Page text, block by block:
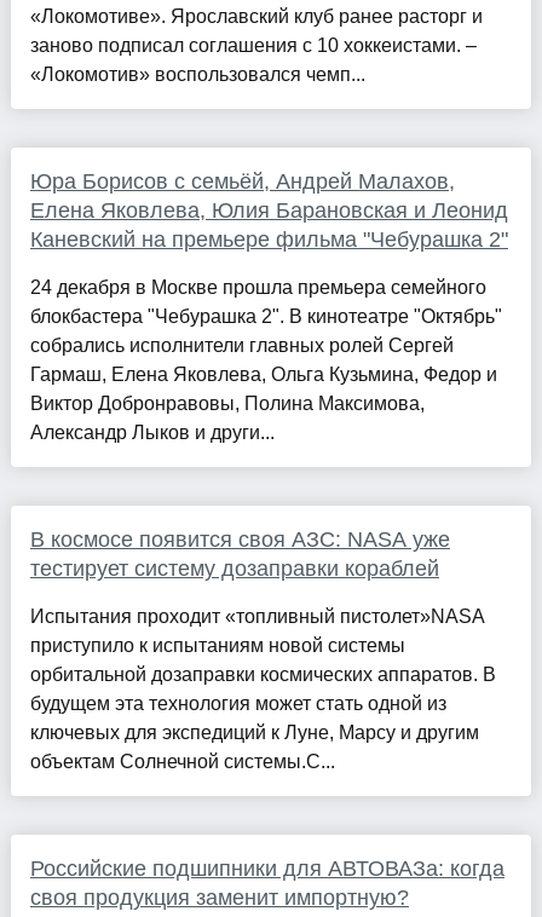
«Локомотиве». Ярославский клуб ранее расторг и
заново подписал соглашения с 10 хоккеистами. –
«Локомотив» воспользовался чемп...
Юра Борисов с семьёй, Андрей Малахов,
Елена Яковлева, Юлия Барановская и Леонид
Каневский на премьере фильма "Чебурашка 2"
24 декабря в Москве прошла премьера семейного
блокбастера "Чебурашка 2". В кинотеатре "Октябрь"
собрались исполнители главных ролей Сергей
Гармаш, Елена Яковлева, Ольга Кузьмина, Федор и
Виктор Добронравовы, Полина Максимова,
Александр Лыков и други...
В космосе появится своя АЗС: NASA уже
тестирует систему дозаправки кораблей
Испытания проходит «топливный пистолет»NASA
приступило к испытаниям новой системы
орбитальной дозаправки космических аппаратов. В
будущем эта технология может стать одной из
ключевых для экспедиций к Луне, Марсу и другим
объектам Солнечной системы.С...
Российские подшипники для АВТОВАЗа: когда
своя продукция заменит импортную?